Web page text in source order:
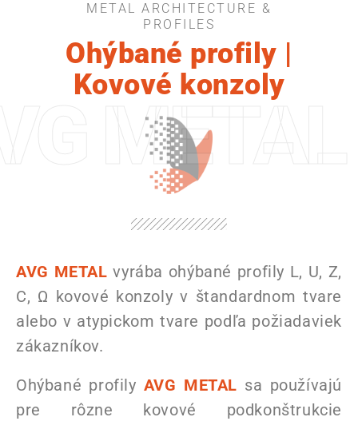
Ohýbané profily |
Kovové konzoly
METAL ARCHITECTURE &
PROFILES
Ohýbané profily |
Kovové konzoly
AVG METAL vyrába ohýbané profily L, U, Z,
C, Ω kovové konzoly v štandardnom tvare
alebo v atypickom tvare podľa požiadaviek
zákazníkov.
Ohýbané profily AVG METAL sa používajú
pre rôzne kovové podkonštrukcie